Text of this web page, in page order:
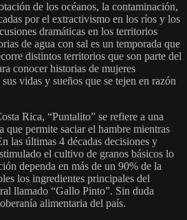
de los océanos, la contaminación,
por el extractivismo en los ríos y los
dramáticas en los territorios
de agua con sal es un temporada que
distintos territorios que son parte del
conocer historias de mujeres
vidas y sueños que se tejen en razón
Rica, “Puntalito” se refiere a una
que permite saciar el hambre mientras
las últimas 4 décadas decisiones y
el cultivo de granos básicos lo
dependa en más de un 90% de la
los ingredientes principales del
llamado “Gallo Pinto”. Sin duda
alimentaria del país.